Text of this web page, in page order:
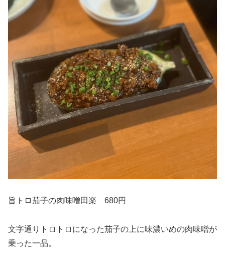
旨トロ茄子の肉味噌田楽 680円
文字通りトロトロになった茄子の上に味濃いめの肉味噌が
乗った一品。